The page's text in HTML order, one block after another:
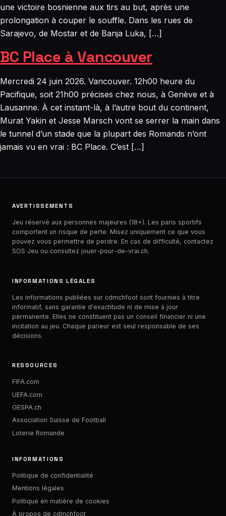
une victoire bosnienne aux tirs au but, après une
prolongation à couper le souffle. Dans les rues de
Sarajevo, de Mostar et de Banja Luka, […]
BC Place à Vancouver
Mercredi 24 juin 2026. Vancouver. 12h00 heure du
Pacifique, soit 21h00 précises chez nous, à Genève et à
Lausanne. À cet instant-là, à l’autre bout du continent,
Murat Yakin et Jesse Marsch vont se serrer la main dans
le tunnel d’un stade que la plupart des Romands n’ont
jamais vu en vrai : BC Place. C’est […]
AVERTISSEMENTS
Jeu réservé aux personnes majeures (18+). Les paris sportifs
comportent un risque de perte. Misez uniquement ce que vous
pouvez vous permettre de perdre. En cas de difficulté, contactez
SOS Jeu ou consultez jouer-pour-de-vrai.ch.
INFORMATIONS LÉGALES
Les informations publiées sur cdmchfoot sont fournies à titre
informatif, sans garantie d'exactitude ni de mise à jour
permanente. Elles ne constituent pas un conseil financier ni une
incitation au jeu. Chaque parieur est seul responsable de ses
décisions.
RESSOURCES
FIFA.com
UEFA.com
GESPA.ch
Association Suisse de Football
Loterie Romande
INFORMATIONS
Politique de confidentialité
Mentions légales
Politique en matière de cookies
À propos de cdmchfoot